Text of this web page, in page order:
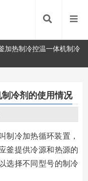
加热制冷控温一体机制冷
冷剂的使用情况
制冷加热循环装置，
釜提供冷源和热源的
选择不同型号的制冷